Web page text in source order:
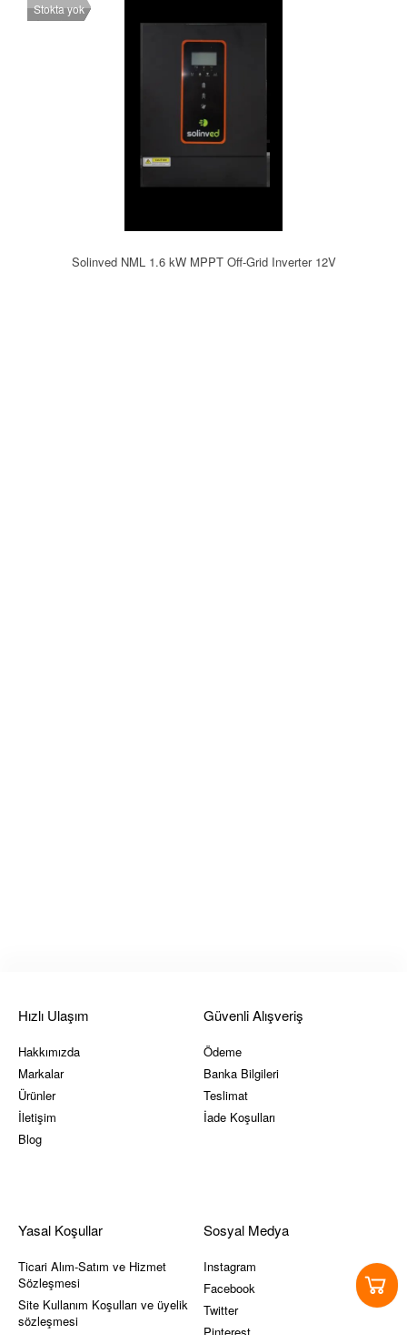
Solinved NML 1.6 kW MPPT Off-Grid Inverter 12V
Stokta yok
Hızlı Ulaşım
Hakkımızda
Markalar
Ürünler
İletişim
Blog
Güvenli Alışveriş
Ödeme
Banka Bilgileri
Teslimat
İade Koşulları
Yasal Koşullar
Ticari Alım-Satım ve Hizmet
Sözleşmesi
Site Kullanım Koşulları ve üyelik
sözleşmesi
Sosyal Medya
Instagram
Facebook
Twitter
Pinterest